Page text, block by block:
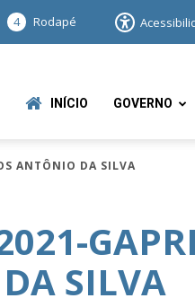
4 Rodapé
INÍCIO GOVERNO
ANTÔNIO DA SILVA
SILVA